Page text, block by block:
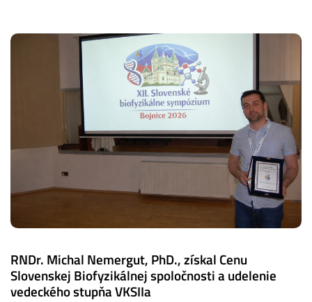
RNDr. Michal Nemergut, PhD., získal Cenu
Slovenskej Biofyzikálnej spoločnosti a udelenie
vedeckého stupňa VKSIIa